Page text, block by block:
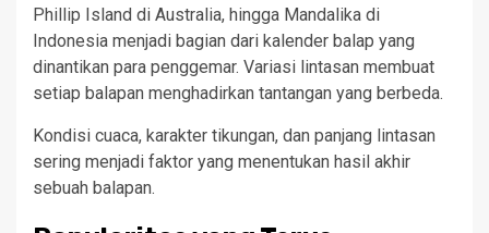
Phillip Island di Australia, hingga Mandalika di
Indonesia menjadi bagian dari kalender balap yang
dinantikan para penggemar. Variasi lintasan membuat
setiap balapan menghadirkan tantangan yang berbeda.
Kondisi cuaca, karakter tikungan, dan panjang lintasan
sering menjadi faktor yang menentukan hasil akhir
sebuah balapan.